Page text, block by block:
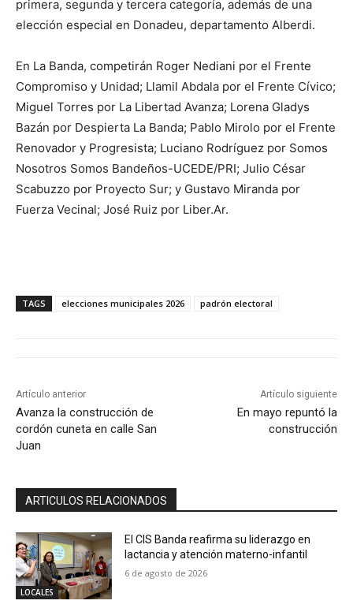
primera, segunda y tercera categoría, además de una
elección especial en Donadeu, departamento Alberdi.
En La Banda, competirán Roger Nediani por el Frente
Compromiso y Unidad; Llamil Abdala por el Frente Cívico;
Miguel Torres por La Libertad Avanza; Lorena Gladys
Bazán por Despierta La Banda; Pablo Mirolo por el Frente
Renovador y Progresista; Luciano Rodríguez por Somos
Nosotros Somos Bandeños-UCEDE/PRI; Julio César
Scabuzzo por Proyecto Sur; y Gustavo Miranda por
Fuerza Vecinal; José Ruiz por Liber.Ar.
TAGS elecciones municipales 2026 padrón electoral
Artículo anterior
Avanza la construcción de
cordón cuneta en calle San
Juan
Artículo siguiente
En mayo repuntó la
construcción
ARTICULOS RELACIONADOS
LOCALES
El CIS Banda reafirma su liderazgo en
lactancia y atención materno-infantil
6 de agosto de 2026